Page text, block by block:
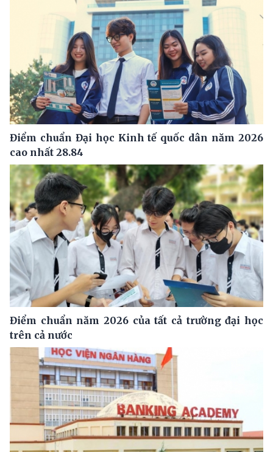
Điểm chuẩn Đại học Kinh tế quốc dân năm 2026
cao nhất 28.84
Điểm chuẩn năm 2026 của tất cả trường đại học
trên cả nước